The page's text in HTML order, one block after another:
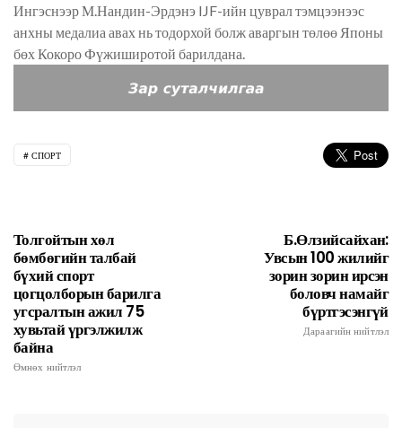
Ингэснээр М.Нандин-Эрдэнэ IJF-ийн цуврал тэмцээнээс
анхны медалиа авах нь тодорхой болж аваргын төлөө Японы
бөх Кокоро Фүжиширотой барилдана.
СПОРТ
Толгойтын хөл
бөмбөгийн талбай
бүхий спорт
цогцолборын барилга
угсралтын ажил 75
хувьтай үргэлжилж
байна
Өмнөх нийтлэл
Б.Өлзийсайхан:
Увсын 100 жилийг
зорин зорин ирсэн
боловч намайг
бүртгэсэнгүй
Дараагийн нийтлэл